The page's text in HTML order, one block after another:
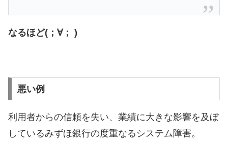
なるほど(；∀； )
悪い例
利用者からの信頼を失い、業績に大きな影響を及ぼ
しているみずほ銀行の度重なるシステム障害。